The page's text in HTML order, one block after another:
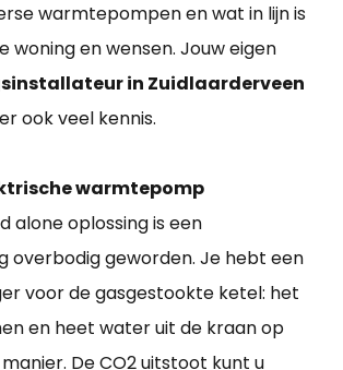
warmtepompen en wat in lijn is
woning en wensen. Jouw eigen
in Zuidlaarderveen
ook veel kennis.
warmtepomp
alone oplossing is een
overbodig geworden. Je hebt een
voor de gasgestookte ketel: het
en heet water uit de kraan op
De CO2 uitstoot kunt u